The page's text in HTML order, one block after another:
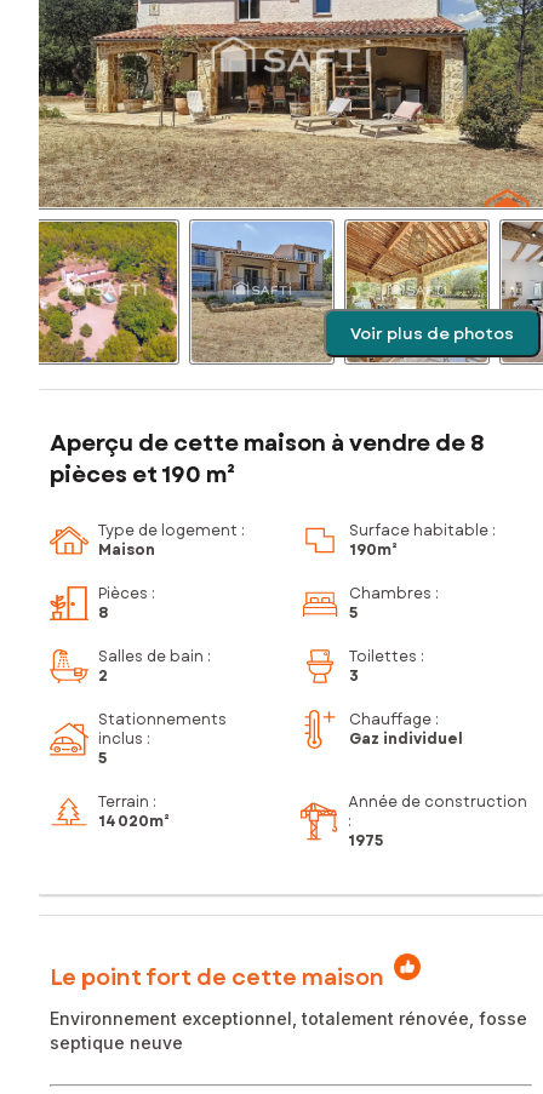
Voir plus de photos
Aperçu de cette maison à vendre de 8
pièces et 190 m²
Type de logement :
Maison
Surface habitable :
190m²
Pièces :
8
Chambres :
5
Salles de bain :
2
Toilettes :
3
Stationnements
inclus :
5
Chauffage :
Gaz individuel
Terrain :
14 020m²
Année de construction
:
1975
Le point fort de cette maison
Environnement exceptionnel, totalement rénovée, fosse
septique neuve